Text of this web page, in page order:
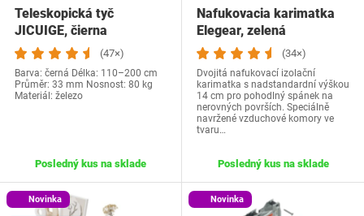
Teleskopická tyč
JICUIGE, čierna
(47×)
Barva: černá Délka: 110–200 cm
Průměr: 33 mm Nosnost: 80 kg
Materiál: železo
Posledný kus na sklade
Nafukovacia karimatka
Elegear, zelená
(34×)
Dvojitá nafukovací izolační
karimatka s nadstandardní výškou
14 cm pro pohodlný spánek na
nerovných površích. Speciálně
navržené vzduchové komory ve
tvaru…
Posledný kus na sklade
Novinka Novinka